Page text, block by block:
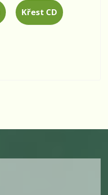
Křest CD